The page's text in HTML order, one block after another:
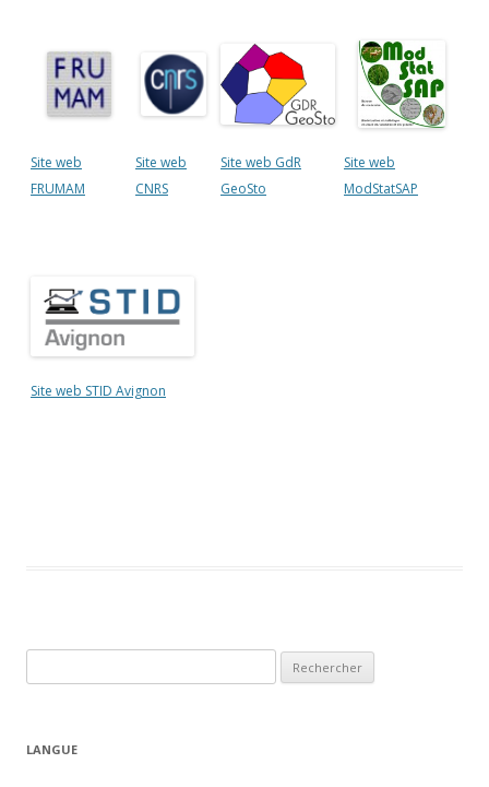
Site web
FRUMAM
Site web
CNRS
Site web GdR
GeoSto
Site web
ModStatSAP
Site web STID Avignon
e
hLANGUE